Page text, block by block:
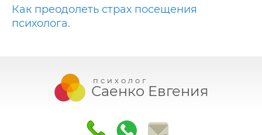
Как преодолеть страх посещения
психолога.
Саенко Евгения
психолог